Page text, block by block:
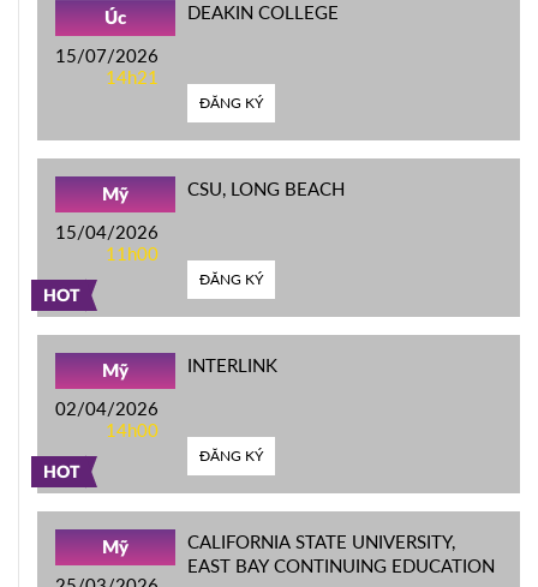
Úc
15/07/2026
14h21
DEAKIN COLLEGE
ĐĂNG KÝ
HOT
Mỹ
15/04/2026
11h00
CSU, LONG BEACH
ĐĂNG KÝ
HOT
Mỹ
02/04/2026
14h00
INTERLINK
ĐĂNG KÝ
Mỹ
CALIFORNIA STATE UNIVERSITY,
EAST BAY CONTINUING EDUCATION